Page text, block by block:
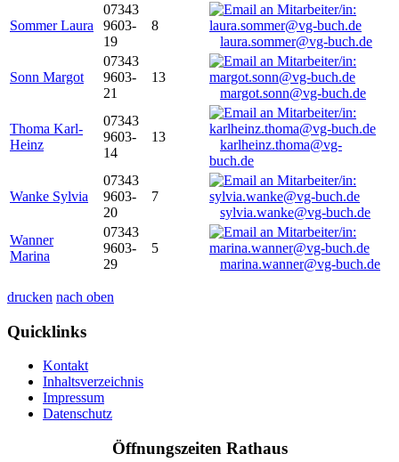
Sommer Laura
07343
9603-
19
8
laura.sommer@vg-buch.de
Sonn Margot
07343
9603-
21
13
margot.sonn@vg-buch.de
Thoma Karl-
Heinz
07343
9603-
14
13
karlheinz.thoma@vg-
buch.de
Wanke Sylvia
07343
9603-
20
7
sylvia.wanke@vg-buch.de
Wanner
Marina
07343
9603-
29
5
marina.wanner@vg-buch.de
drucken nach oben
Quicklinks
Kontakt
Inhaltsverzeichnis
Impressum
Datenschutz
Öffnungszeiten Rathaus